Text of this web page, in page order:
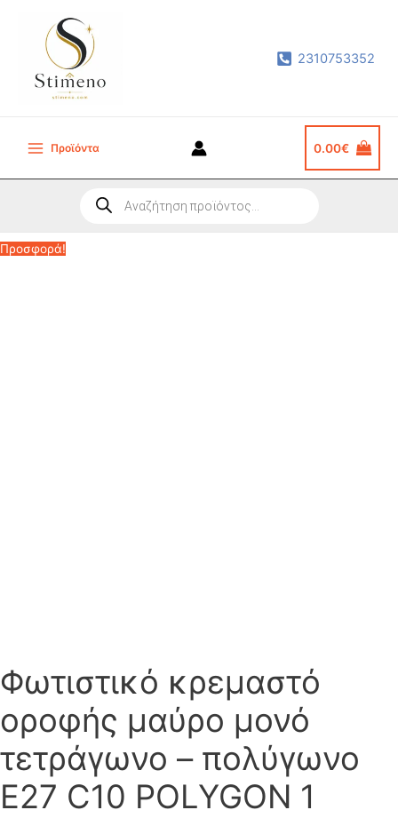
περιεχόμενο
2310753352
Main
Προϊόντα 0.00€
search
Προσφορά!
Φωτιστικό κρεμαστό
οροφής μαύρο μονό
τετράγωνο – πολύγωνο
Ε27 C10 POLYGON 1